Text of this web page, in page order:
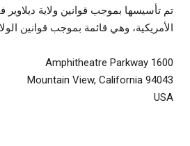
تم تأسيسها بموجب قوانين ولاية ديلاوير
الأمريكية، وهي قائمة بموجب قوانين
1600 Amphitheatre Parkway
Mountain View, California 94043
USA